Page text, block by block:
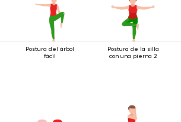
Postura del árbol
fácil
Postura de la silla
con una pierna 2